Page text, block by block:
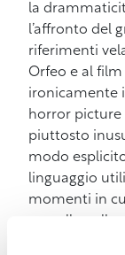
la
l’affronto del
riferimenti
Orfeo e al
ironicamente
horror picture
piuttosto
modo
linguaggio
momenti in
e quello